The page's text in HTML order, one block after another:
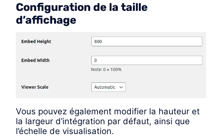
Configuration de la taille
d’affichage
Vous pouvez également modifier la hauteur et
la largeur d’intégration par défaut, ainsi que
l’échelle de visualisation.